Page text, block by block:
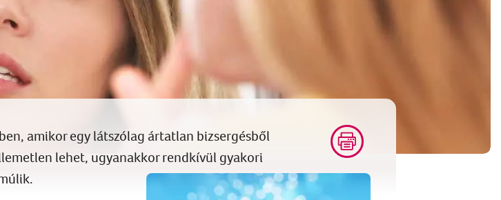
amikor egy látszólag ártatlan bizsergésből
lehet, ugyanakkor rendkívül gyakori